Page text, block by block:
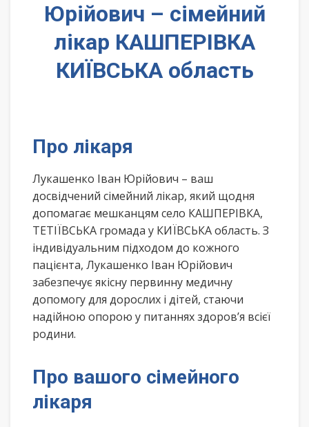
Юрійович – сімейний
лікар КАШПЕРІВКА
КИЇВСЬКА область
Про лікаря
Лукашенко Іван Юрійович – ваш
досвідчений сімейний лікар, який щодня
допомагає мешканцям село КАШПЕРІВКА,
ТЕТІЇВСЬКА громада у КИЇВСЬКА область. З
індивідуальним підходом до кожного
пацієнта, Лукашенко Іван Юрійович
забезпечує якісну первинну медичну
допомогу для дорослих і дітей, стаючи
надійною опорою у питаннях здоров’я всієї
родини.
Про вашого сімейного
лікаря